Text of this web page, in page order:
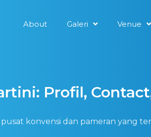
About Galeri Venue
Profil,
pusat konvensi dan pameran yang